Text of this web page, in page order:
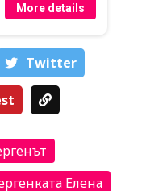
More details
Тwitter
Елена